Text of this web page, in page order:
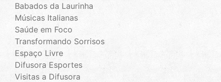
Babados da Laurinha
Músicas Italianas
Saúde em Foco
Transformando Sorrisos
Espaço Livre
Difusora Esportes
Visitas a Difusora